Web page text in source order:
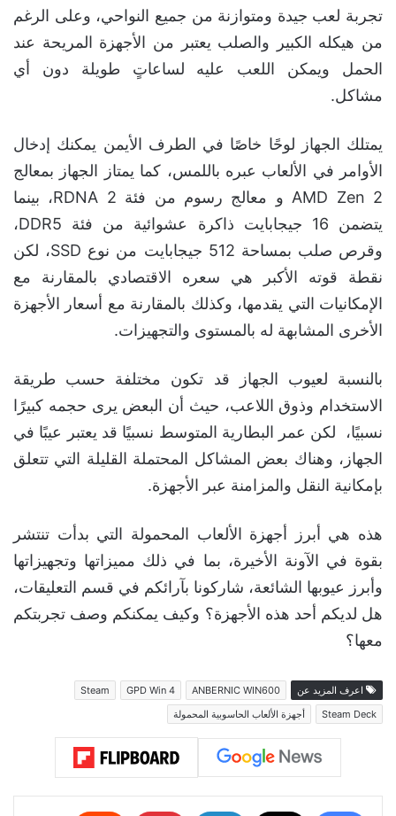
تجربة لعب جيدة ومتوازنة من جميع النواحي، وعلى الرغم
من هيكله الكبير والصلب يعتبر من الأجهزة المريحة عند
الحمل ويمكن اللعب عليه لساعاتٍ طويلة دون أي
مشاكل.
يمتلك الجهاز لوحًا خاصًا في الطرف الأيمن يمكنك إدخال
الأوامر في الألعاب عبره باللمس، كما يمتاز الجهاز بمعالج
AMD Zen 2 و معالج رسوم من فئة RDNA 2، بينما
يتضمن 16 جيجابايت ذاكرة عشوائية من فئة DDR5،
وقرص صلب بمساحة 512 جيجابايت من نوع SSD، لكن
نقطة قوته الأكبر هي سعره الاقتصادي بالمقارنة مع
الإمكانيات التي يقدمها، وكذلك بالمقارنة مع أسعار الأجهزة
الأخرى المشابهة له بالمستوى والتجهيزات.
بالنسبة لعيوب الجهاز قد تكون مختلفة حسب طريقة
الاستخدام وذوق اللاعب، حيث أن البعض يرى حجمه كبيرًا
نسبيًا، لكن عمر البطارية المتوسط نسبيًا قد يعتبر عيبًا في
الجهاز، وهناك بعض المشاكل المحتملة القليلة التي تتعلق
بإمكانية النقل والمزامنة عبر الأجهزة.
هذه هي أبرز أجهزة الألعاب المحمولة التي بدأت تنتشر
بقوة في الآونة الأخيرة، بما في ذلك مميزاتها وتجهيزاتها
وأبرز عيوبها الشائعة، شاركونا بآرائكم في قسم التعليقات،
هل لديكم أحد هذه الأجهزة؟ وكيف يمكنكم وصف تجربتكم
معها؟
اعرف المزيد عن ANBERNIC WIN600
GPD Win 4
Steam
Steam Deck
أجهزة الألعاب الحاسوبية المحمولة